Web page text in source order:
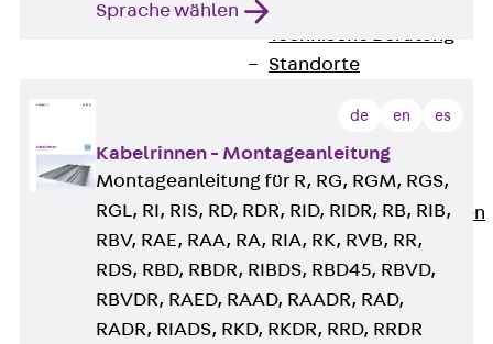
Technische Beratung
Standorte
Karriere
Zurück Karriere
Stellenausschreibungen
Unsere Standorte
Benefits
Sprache wählen
de en es
Kabelrinnen - Montageanleitung
Montageanleitung für R, RG, RGM, RGS,
RGL, RI, RIS, RD, RDR, RID, RIDR, RB, RIB,
RBV, RAE, RAA, RA, RIA, RK, RVB, RR,
RDS, RBD, RBDR, RIBDS, RBD45, RBVD,
RBVDR, RAED, RAAD, RAADR, RAD,
RADR, RIADS, RKD, RKDR, RRD, RRDR